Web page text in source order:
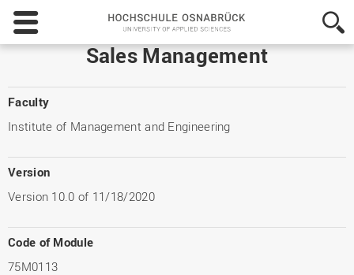
Hochschule
Osnabrück
-
Sales Management
Faculty
Institute of Management and Engineering
Version
Version 10.0 of 11/18/2020
Code of Module
75M0113